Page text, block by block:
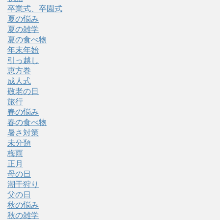
卒業式、卒園式
夏の悩み
夏の雑学
夏の食べ物
年末年始
引っ越し
恵方巻
成人式
敬老の日
旅行
春の悩み
春の食べ物
暑さ対策
未分類
梅雨
正月
母の日
潮干狩り
父の日
秋の悩み
秋の雑学